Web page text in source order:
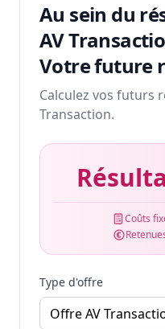
Au sein du
AV
Votre future
Calculez vos futurs
Transaction.
Coûts
Type d'offre